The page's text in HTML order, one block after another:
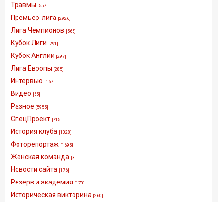
Травмы [557]
Премьер-лига [2926]
Лига Чемпионов [566]
Кубок Лиги [291]
Кубок Англии [297]
Лига Европы [285]
Интервью [167]
Видео [55]
Разное [5955]
СпецПроект [715]
История клуба [1028]
Фоторепортаж [1695]
Женская команда [3]
Новости сайта [176]
Резерв и академия [170]
Историческая викторина [260]